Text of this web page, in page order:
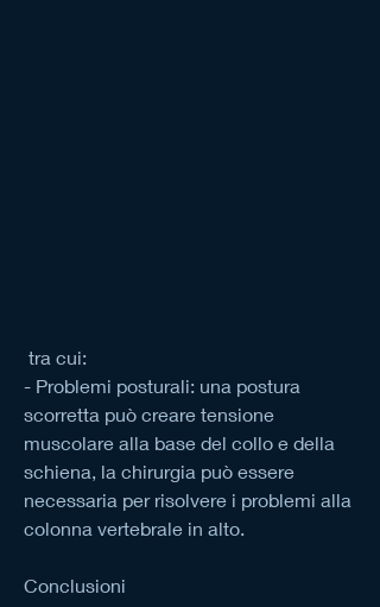
tra cui:
- Problemi posturali: una postura
scorretta può creare tensione
muscolare alla base del collo e della
schiena, la chirurgia può essere
necessaria per risolvere i problemi alla
colonna vertebrale in alto.
Conclusioni